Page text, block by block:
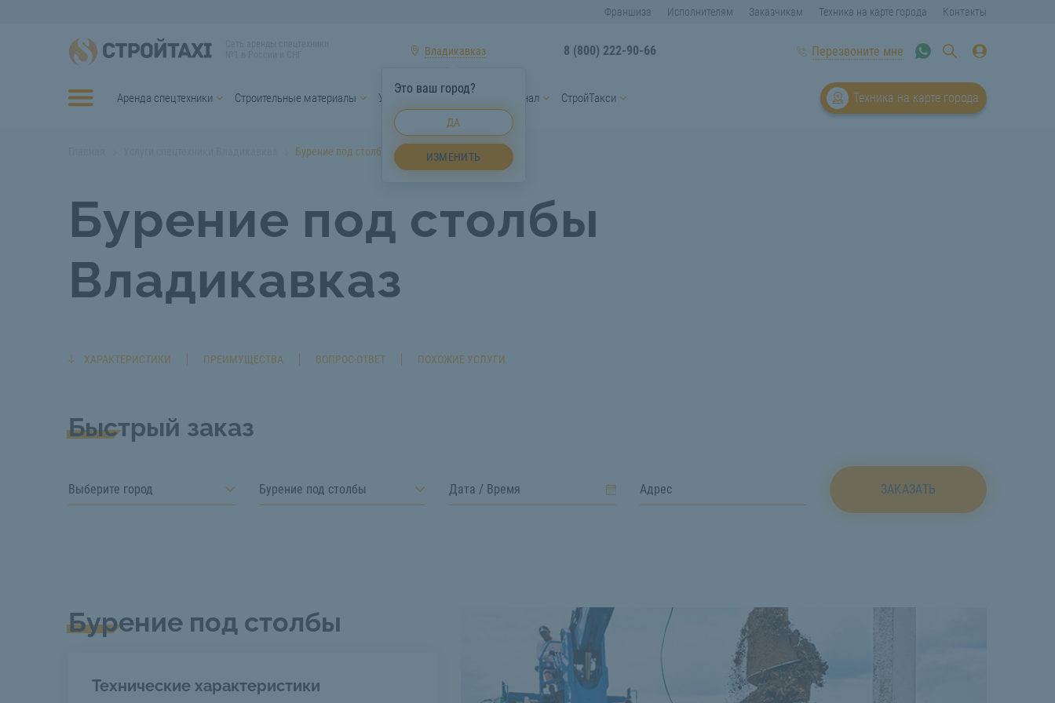
Франшиза Исполнителям Заказчикам Техника на карте города Контакты
Владикавказ
Это ваш город?
ДА
ИЗМЕНИТЬ
8 (800) 222-90-66 Перезвоните мне
Аренда спецтехники Строительные материалы Услуги спецтехники Персонал СтройТакси Техника на карте города
Бурение под столбы Владикавказ
Бурение под столбы
Владикавказ
ХАРАКТЕРИСТИКИ ПРЕИМУЩЕСТВА ВОПРОС-ОТВЕТ ПОХОЖИЕ УСЛУГИ
Быстрый заказ
Выберите город Бурение под столбы ЗАКАЗАТЬ
Бурение под столбы
Технические характеристики